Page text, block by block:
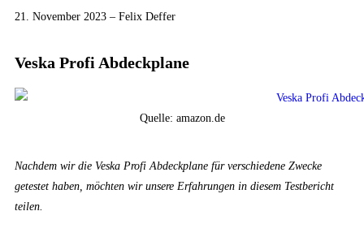
21. November 2023 – Felix Deffer
Veska Profi Abdeckplane
Quelle: amazon.de
Nachdem wir die Veska Profi Abdeckplane für verschiedene Zwecke
getestet haben, möchten wir unsere Erfahrungen in diesem Testbericht
teilen.